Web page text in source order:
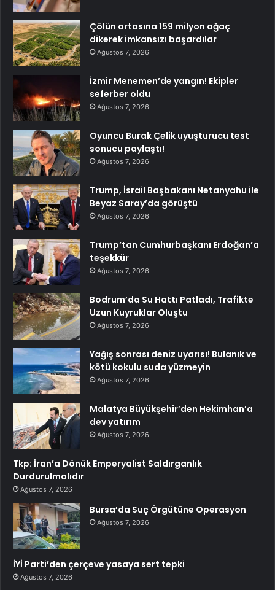
Çölün ortasına 159 milyon ağaç
dikerek imkansızı başardılar
Ağustos 7, 2026
İzmir Menemen’de yangın! Ekipler
seferber oldu
Ağustos 7, 2026
Oyuncu Burak Çelik uyuşturucu test
sonucu paylaştı!
Ağustos 7, 2026
Trump, İsrail Başbakanı Netanyahu ile
Beyaz Saray’da görüştü
Ağustos 7, 2026
Trump’tan Cumhurbaşkanı Erdoğan’a
teşekkür
Ağustos 7, 2026
Bodrum’da Su Hattı Patladı, Trafikte
Uzun Kuyruklar Oluştu
Ağustos 7, 2026
Yağış sonrası deniz uyarısı! Bulanık ve
kötü kokulu suda yüzmeyin
Ağustos 7, 2026
Malatya Büyükşehir’den Hekimhan’a
dev yatırım
Ağustos 7, 2026
Tkp: İran’a Dönük Emperyalist Saldırganlık
Durdurulmalıdır
Ağustos 7, 2026
Bursa’da Suç Örgütüne Operasyon
Ağustos 7, 2026
İYİ Parti’den çerçeve yasaya sert tepki
Ağustos 7, 2026